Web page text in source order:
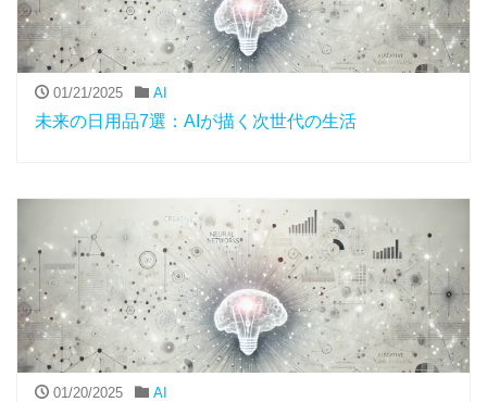
01/21/2025 AI
未来の日用品7選：AIが描く次世代の生活
01/20/2025 AI